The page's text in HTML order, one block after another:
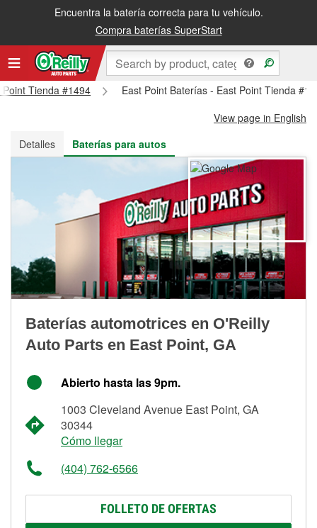
Encuentra la batería correcta para tu vehículo.
Compra baterías SuperStart
Recibe tu orden gratis al día siguiente o recógela en la tienda
Tienda #1494
East Point Baterías - East Point Tienda
View page in English
Detalles
Baterías para autos
Baterías automotrices en O'Reilly
Auto Parts en East Point, GA
Abierto hasta las 9pm.
1003 Cleveland Avenue East Point, GA
30344
Cómo llegar
(404) 762-6566
FOLLETO DE OFERTAS